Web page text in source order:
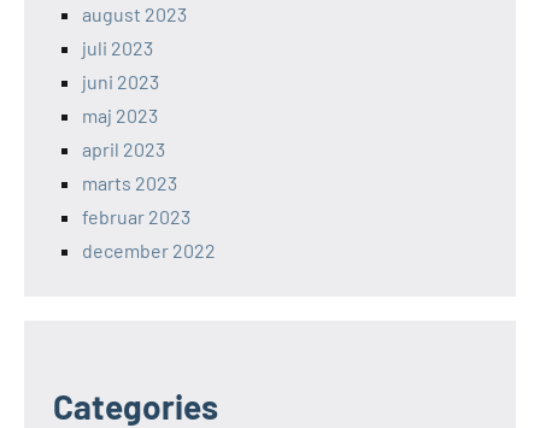
august 2023
juli 2023
juni 2023
maj 2023
april 2023
marts 2023
februar 2023
december 2022
Categories